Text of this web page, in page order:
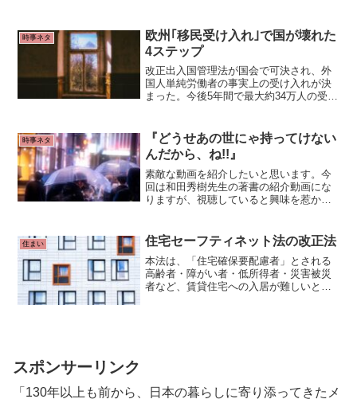
「暮らし」という言葉を使うときは、単
なる物質的な側面だけでなく、心...
時事ネタ
欧州｢移民受け入れ｣で国が壊れた
4ステップ
改正出入国管理法が国会で可決され、外
国人単純労働者の事実上の受け入れが決
まった。今後5年間で最大約34万人の受け
のかたち」を変えてしまいかねない重要
法案であったにもかかわらず、審議は拙
速だった。
時事ネタ
『どうせあの世にゃ持ってけない
んだから、ね!!』
素敵な動画を紹介したいと思います。今
回は和田秀樹先生の著書の紹介動画にな
りますが、視聴していると興味を惹かれ
だから』の書籍に関連付けて、虚構のよ
うに架空のアラフィフ世代の女性との対
談形式。
住まい 住宅セーフティネット法の改正法
本法は、「住宅確保要配慮者」とされる
高齢者・障がい者・低所得者・災害被災
者など、賃貸住宅への入居が難しいとさ
スポンサーリンク
「130年以上も前から、日本の暮らしに寄り添ってきたメ